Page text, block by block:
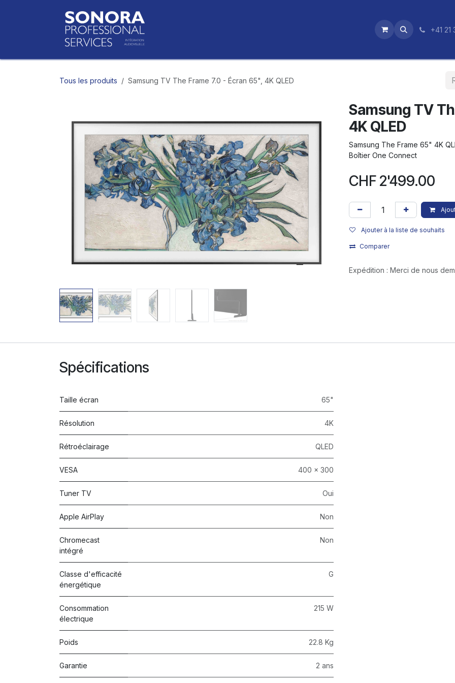
+41 21
Tous les produits Samsung TV The Frame 7.0 - Écran 65", 4K QLED
Samsung TV
4K QLED
Samsung The Frame 65" 4K
Boîtier One Connect
CHF 2'499.00
Ajouter à la liste de souhaits
Comparer
Expédition : Merci de nous
Spécifications
Taille écran 65"
Résolution 4K
Rétroéclairage QLED
VESA 400 x 300
Tuner TV Oui
Apple AirPlay Non
Chromecast
intégré
Non
Classe d'efficacité
énergétique
G
Consommation
électrique
215 W
Poids 22.8 Kg
Garantie 2 ans